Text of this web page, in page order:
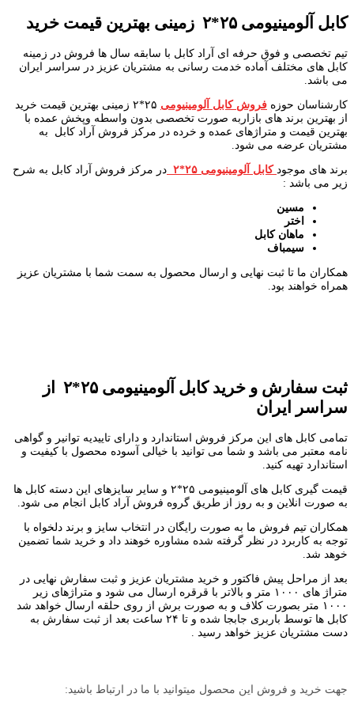
کابل آلومینیومی ۲۵*۲ زمینی بهترین قیمت خرید
تیم تخصصی و فوق حرفه ای آراد کابل با سابقه سال ها فروش در زمینه
کابل های مختلف آماده خدمت رسانی به مشتریان عزیز در سراسر ایران
می باشد.
کارشناسان حوزه فروش کابل آلومینیومی
۲۵*۲ زمینی بهترین قیمت خرید
از بهترین برند های بازاربه صورت تخصصی بدون واسطه وپخش عمده با
بهترین قیمت و متراژهای عمده و خرده در مرکز فروش آراد کابل به
مشتریان عرضه می شود.
برند های موجود کابل آلومینیومی ۲۵*۲
در مرکز فروش آراد کابل به شرح
زیر می باشد :
مسین
اختر
ماهان کابل
سیمباف
همکاران ما تا ثبت نهایی و ارسال محصول به سمت شما با مشتریان عزیز
همراه خواهند بود.
ثبت سفارش و خرید کابل آلومینیومی ۲۵*۲ از
سراسر ایران
تمامی کابل های این مرکز فروش استاندارد و دارای تاییدیه توانیر و گواهی
نامه معتبر می باشد و شما می توانید با خیالی آسوده محصول با کیفیت و
استاندارد تهیه کنید.
قیمت گیری کابل های آلومینیومی ۲۵*۲ و سایر سایزهای این دسته کابل ها
به صورت انلاین و به روز از طریق گروه فروش آراد کابل انجام می شود.
همکاران تیم فروش ما به صورت رایگان در انتخاب سایز و برند دلخواه با
توجه به کاربرد در نظر گرفته شده مشاوره خوهند داد و خرید شما تضمین
خوهد شد.
بعد از مراحل پیش فاکتور و خرید مشتریان عزیز و ثبت سفارش نهایی در
متراژ های ۱۰۰۰ متر و بالاتر با قرقره ارسال می شود و متراژهای زیر
۱۰۰۰ متر بصورت کلاف و به صورت برش از روی حلقه ارسال خواهد شد
کابل ها توسط باربری جابجا شده و تا ۲۴ ساعت بعد از ثبت سفارش به
دست مشتریان عزیز خواهد رسید .
جهت خرید و فروش این محصول میتوانید با ما در ارتباط باشید: